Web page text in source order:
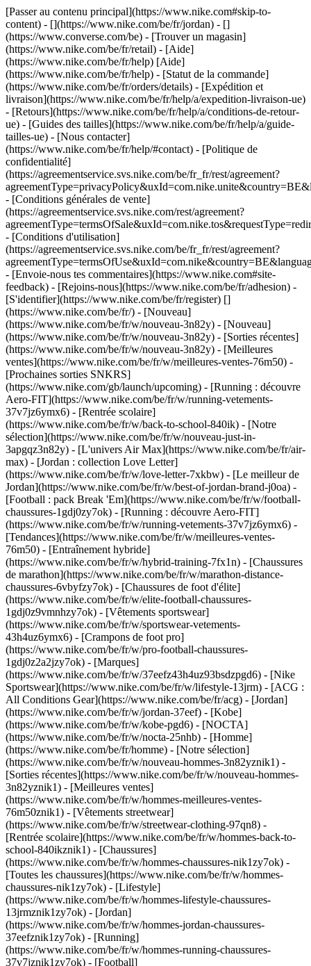
[Passer au contenu principal](https://www.nike.com#skip-to-
content) - [](https://www.nike.com/be/fr/jordan) - []
(https://www.converse.com/be) - [Trouver un magasin]
(https://www.nike.com/be/fr/retail) - [Aide]
(https://www.nike.com/be/fr/help) [Aide]
(https://www.nike.com/be/fr/help) - [Statut de la commande]
(https://www.nike.com/be/fr/orders/details) - [Expédition et
livraison](https://www.nike.com/be/fr/help/a/expedition-livraison-ue)
- [Retours](https://www.nike.com/be/fr/help/a/conditions-de-retour-
ue) - [Guides des tailles](https://www.nike.com/be/fr/help/a/guide-
tailles-ue) - [Nous contacter]
(https://www.nike.com/be/fr/help/#contact) - [Politique de
confidentialité]
(https://agreementservice.svs.nike.com/be/fr_fr/rest/agreement?
- [Conditions générales de vente]
(https://agreementservice.svs.nike.com/rest/agreement?
- [Conditions d'utilisation]
(https://agreementservice.svs.nike.com/be/fr_fr/rest/agreement?
- [Envoie-nous tes commentaires](https://www.nike.com#site-
feedback) - [Rejoins-nous](https://www.nike.com/be/fr/adhesion) -
[S'identifier](https://www.nike.com/be/fr/register) []
(https://www.nike.com/be/fr/) - [Nouveau]
(https://www.nike.com/be/fr/w/nouveau-3n82y) - [Nouveau]
(https://www.nike.com/be/fr/w/nouveau-3n82y) - [Sorties récentes]
(https://www.nike.com/be/fr/w/nouveau-3n82y) - [Meilleures
ventes](https://www.nike.com/be/fr/w/meilleures-ventes-76m50) -
[Prochaines sorties SNKRS]
(https://www.nike.com/gb/launch/upcoming) - [Running : découvre
Aero-FIT](https://www.nike.com/be/fr/w/running-vetements-
37v7jz6ymx6) - [Rentrée scolaire]
(https://www.nike.com/be/fr/w/back-to-school-840ik) - [Notre
sélection](https://www.nike.com/be/fr/w/nouveau-just-in-
3apgqz3n82y) - [L'univers Air Max](https://www.nike.com/be/fr/air-
max) - [Jordan : collection Love Letter]
(https://www.nike.com/be/fr/w/love-letter-7xkbw) - [Le meilleur de
Jordan](https://www.nike.com/be/fr/w/best-of-jordan-brand-j0oa) -
[Football : pack Break 'Em](https://www.nike.com/be/fr/w/football-
chaussures-1gdj0zy7ok) - [Running : découvre Aero-FIT]
(https://www.nike.com/be/fr/w/running-vetements-37v7jz6ymx6) -
[Tendances](https://www.nike.com/be/fr/w/meilleures-ventes-
76m50) - [Entraînement hybride]
(https://www.nike.com/be/fr/w/hybrid-training-7fx1n) - [Chaussures
de marathon](https://www.nike.com/be/fr/w/marathon-distance-
chaussures-6vbyfzy7ok) - [Chaussures de foot d'élite]
(https://www.nike.com/be/fr/w/elite-football-chaussures-
1gdj0z9vmnhzy7ok) - [Vêtements sportswear]
(https://www.nike.com/be/fr/w/sportswear-vetements-
43h4uz6ymx6) - [Crampons de foot pro]
(https://www.nike.com/be/fr/w/pro-football-chaussures-
1gdj0z2a2jzy7ok) - [Marques]
(https://www.nike.com/be/fr/w/37eefz43h4uz93bsdzpgd6) - [Nike
Sportswear](https://www.nike.com/be/fr/w/lifestyle-13jrm) - [ACG :
All Conditions Gear](https://www.nike.com/be/fr/acg) - [Jordan]
(https://www.nike.com/be/fr/w/jordan-37eef) - [Kobe]
(https://www.nike.com/be/fr/w/kobe-pgd6) - [NOCTA]
(https://www.nike.com/be/fr/w/nocta-25nhb) - [Homme]
(https://www.nike.com/be/fr/homme) - [Notre sélection]
(https://www.nike.com/be/fr/w/nouveau-hommes-3n82yznik1) -
[Sorties récentes](https://www.nike.com/be/fr/w/nouveau-hommes-
3n82yznik1) - [Meilleures ventes]
(https://www.nike.com/be/fr/w/hommes-meilleures-ventes-
76m50znik1) - [Vêtements streetwear]
(https://www.nike.com/be/fr/w/streetwear-clothing-97qn8) -
[Rentrée scolaire](https://www.nike.com/be/fr/w/hommes-back-to-
school-840ikznik1) - [Chaussures]
(https://www.nike.com/be/fr/w/hommes-chaussures-nik1zy7ok) -
[Toutes les chaussures](https://www.nike.com/be/fr/w/hommes-
chaussures-nik1zy7ok) - [Lifestyle]
(https://www.nike.com/be/fr/w/hommes-lifestyle-chaussures-
13jrmznik1zy7ok) - [Jordan]
(https://www.nike.com/be/fr/w/hommes-jordan-chaussures-
37eefznik1zy7ok) - [Running]
(https://www.nike.com/be/fr/w/hommes-running-chaussures-
37v7jznik1zy7ok) - [Football]